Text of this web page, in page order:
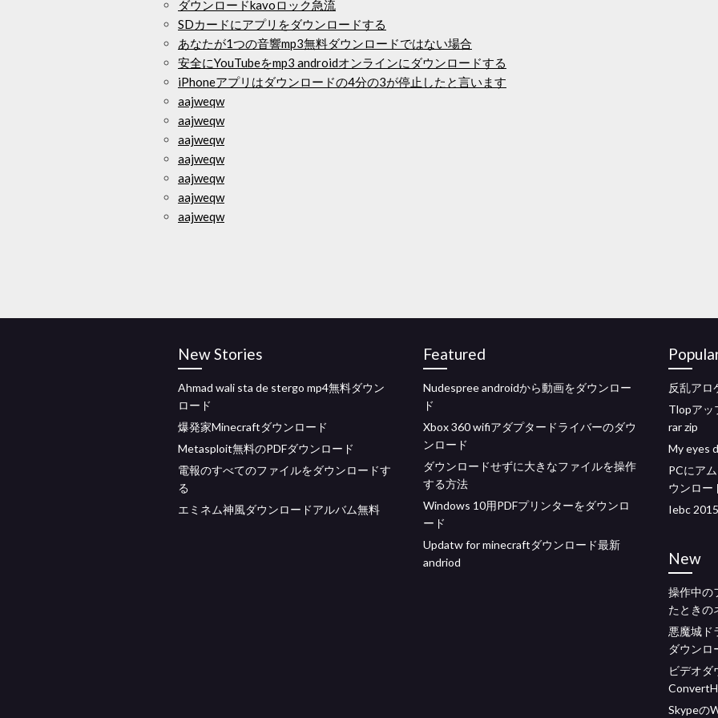
ダウンロードkavoロック急流
SDカードにアプリをダウンロードする
あなたが1つの音響mp3無料ダウンロードではない場合
安全にYouTubeをmp3 androidオンラインにダウンロードする
iPhoneアプリはダウンロードの4分の3が停止したと言います
aajweqw
aajweqw
aajweqw
aajweqw
aajweqw
aajweqw
aajweqw
New Stories
Ahmad wali sta de stergo mp4無料ダウン
ロード
爆発家Minecraftダウンロード
Metasploit無料のPDFダウンロード
電報のすべてのファイルをダウンロードす
る
エミネム神風ダウンロードアルバム無料
Featured
Nudespree androidから動画をダウンロー
ド
Xbox 360 wifiアダプタードライバーのダウ
ンロード
ダウンロードせずに大きなファイルを操作
する方法
Windows 10用PDFプリンターをダウンロ
ード
Updatw for minecraftダウンロード最新
andriod
反乱アロ
Tlopアッ
rar zip
My eyes
PCにア
ウンロー
Iebc
New
操作中の
たときの
悪魔城ド
ダウンロ
ビデオダ
Skypeの